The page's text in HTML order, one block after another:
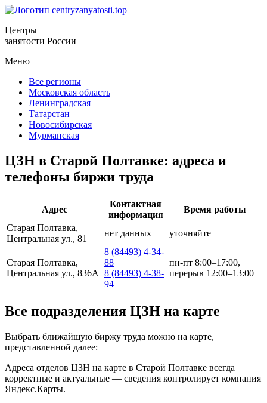
Центры
занятости России
Меню
Все регионы
Московская область
Ленинградская
Татарстан
Новосибирская
Мурманская
ЦЗН в Старой Полтавке: адреса и
телефоны биржи труда
Адрес
Контактная
информация
Время работы
Старая Полтавка,
Центральная ул., 81
нет данных уточняйте
Старая Полтавка,
Центральная ул., 836А
8 (84493) 4-34-
88
8 (84493) 4-38-
94
пн-пт 8:00–17:00,
перерыв 12:00–13:00
Все подразделения ЦЗН на карте
Выбрать ближайшую биржу труда можно на карте,
представленной далее:
Адреса отделов ЦЗН на карте в Старой Полтавке всегда
корректные и актуальные — сведения контролирует компания
Яндекс.Карты.